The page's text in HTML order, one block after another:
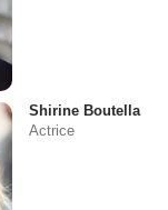
Shirine Boutella
Actrice